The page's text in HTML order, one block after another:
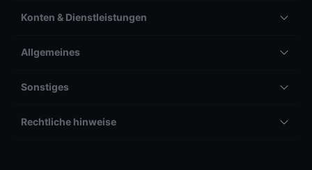
Konten & Dienstleistungen
Allgemeines
Sonstiges
Rechtliche hinweise